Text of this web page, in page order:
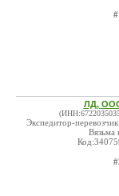
ЛД,
Экспедитор-перевозчик ,
Вязьма